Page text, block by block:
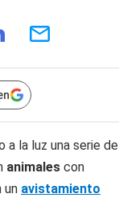
a la luz una serie de
animales con
un avistamiento